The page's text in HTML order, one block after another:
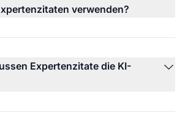
verwenden?
Expertenzitate die KI-